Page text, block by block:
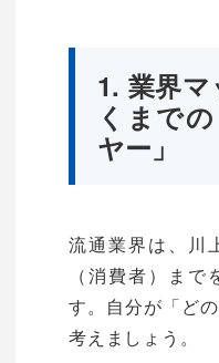
1. 業界
くまで
ヤー」
流通業界は、川
（消費者）ま
す。自分が「ど
考えましょう。